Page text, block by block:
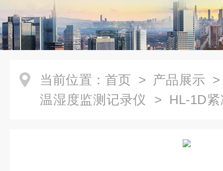
当前位置： 首页 > 产品展示
温湿度监测记录仪 > HL-1D紧